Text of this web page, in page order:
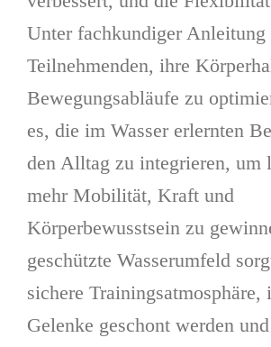
Unter fachkundiger Anleitung
Teilnehmenden, ihre
Bewegungsabläufe zu
es, die im Wasser erlernten
den Alltag zu integrieren, um
mehr Mobilität, Kraft und
Körperbewusstsein zu
geschützte Wasserumfeld
sichere Trainingsatmosphäre,
Gelenke geschont werden und